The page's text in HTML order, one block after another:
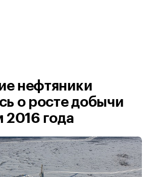
нефтяники
о росте добычи
2016 года